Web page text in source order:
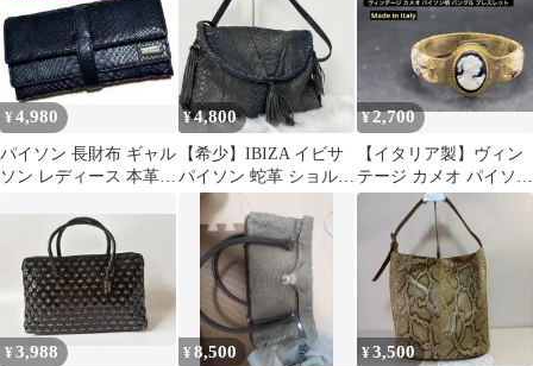
¥4,980
パイソン 長財布 ギャル
ソン レディース 本革
¥4,800
【希少】IBIZA イビサ
パイソン 蛇革 ショルダ
ーバッグ フリンジ付 高
¥2,700
【イタリア製】ヴィン
テージ カメオ パイソン
柄 バングル ブレスレッ
ト 31g
¥3,988 ¥8,500 ¥3,500